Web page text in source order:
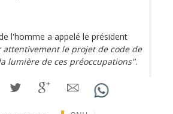
l'homme a appelé le président
attentivement le projet de code de
lumière de ces préoccupations".